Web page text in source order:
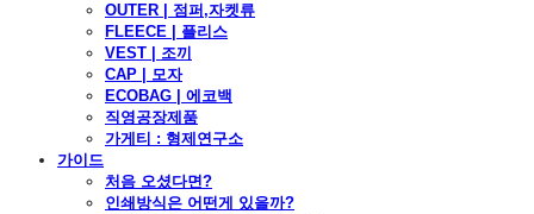
OUTER | 점퍼,자켓류
FLEECE | 플리스
VEST | 조끼
CAP | 모자
ECOBAG | 에코백
직영공장제품
가게티 : 형제연구소
가이드
처음 오셨다면?
인쇄방식은 어떤게 있을까?